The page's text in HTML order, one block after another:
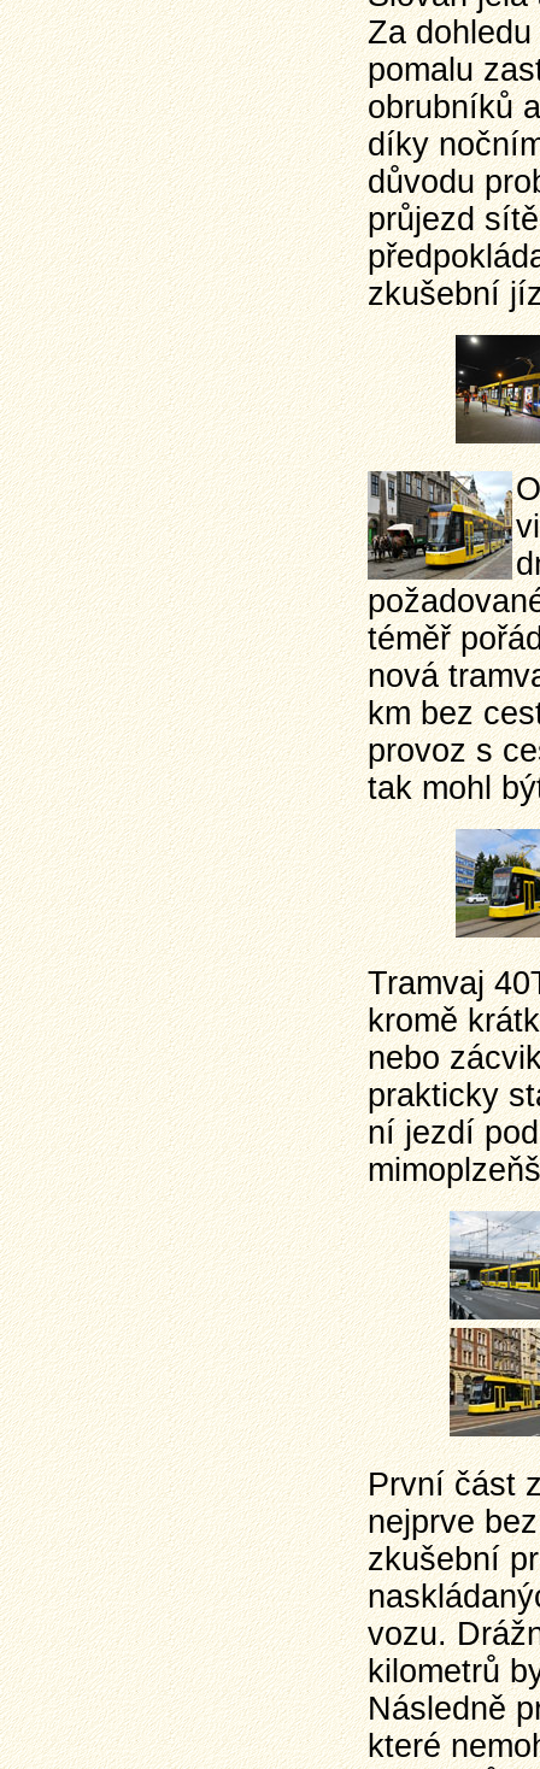
Za
pomalu
obrubníků
díky
důvodu
průjezd
zkušební
téměř
nová
km bez
provoz s
tak mohl
Tramvaj
kromě
nebo
prakticky
ní jezdí
První část
nejprve
zkušební
vozu.
kilometrů
Následně
které